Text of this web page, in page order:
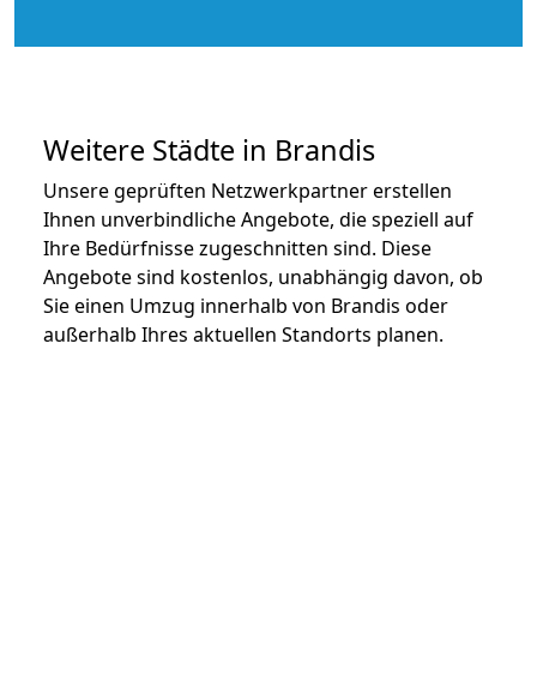
Weitere Städte in Brandis
Unsere geprüften Netzwerkpartner erstellen
Ihnen unverbindliche Angebote, die speziell auf
Ihre Bedürfnisse zugeschnitten sind. Diese
Angebote sind kostenlos, unabhängig davon, ob
Sie einen Umzug innerhalb von Brandis oder
außerhalb Ihres aktuellen Standorts planen.